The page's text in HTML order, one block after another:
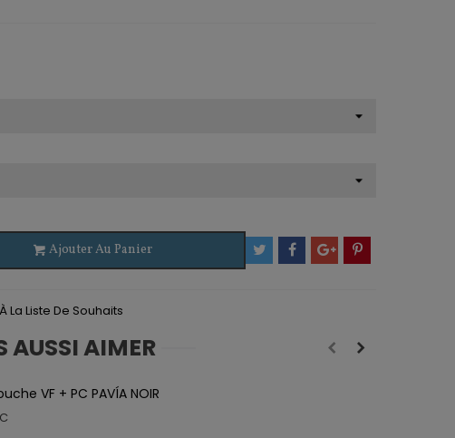
Ajouter Au Panier
La Liste De Souhaits
AUSSI AIMER
VF + PC PAVÍA NOIR